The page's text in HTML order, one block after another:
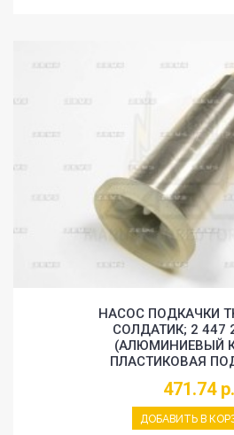
НАСОС ПОДКАЧКИ
СОЛДАТИК; 2 447
(АЛЮМИНИЕВЫЙ
ПЛАСТИКОВАЯ
471.74 р.
ДОБАВИТЬ В